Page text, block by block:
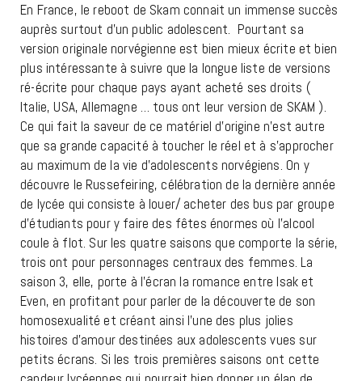
En France, le reboot de Skam connait un immense succès
auprès surtout d’un public adolescent. Pourtant sa
version originale norvégienne est bien mieux écrite et bien
plus intéressante à suivre que la longue liste de versions
ré-écrite pour chaque pays ayant acheté ses droits (
Italie, USA, Allemagne … tous ont leur version de SKAM ).
Ce qui fait la saveur de ce matériel d’origine n’est autre
que sa grande capacité à toucher le réel et à s’approcher
au maximum de la vie d’adolescents norvégiens. On y
découvre le Russefeiring, célébration de la dernière année
de lycée qui consiste à louer/ acheter des bus par groupe
d’étudiants pour y faire des fêtes énormes où l’alcool
coule à flot. Sur les quatre saisons que comporte la série,
trois ont pour personnages centraux des femmes. La
saison 3, elle, porte à l’écran la romance entre Isak et
Even, en profitant pour parler de la découverte de son
homosexualité et créant ainsi l’une des plus jolies
histoires d’amour destinées aux adolescents vues sur
petits écrans. Si les trois premières saisons ont cette